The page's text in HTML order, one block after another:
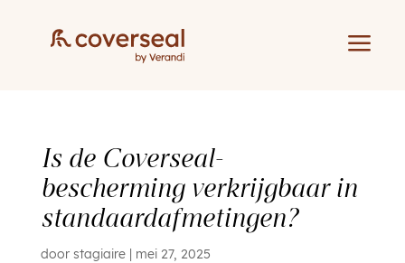
a
Is de Coverseal-
bescherming verkrijgbaar in
standaardafmetingen?
door stagiaire| mei 27, 2025